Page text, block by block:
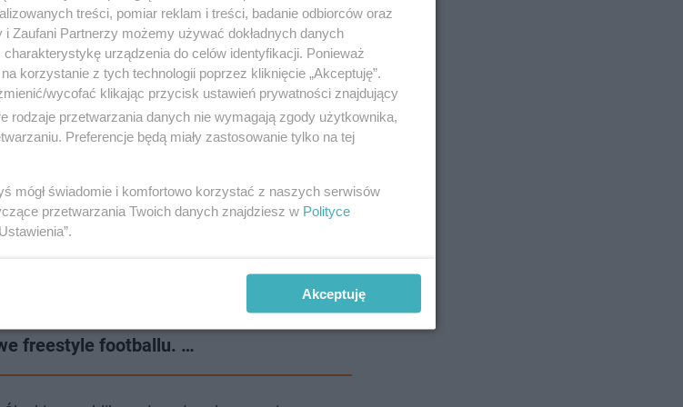
freestyle footballu. …
treści, pomiar reklam i treści, badanie odbiorców oraz
Zaufani Partnerzy możemy używać dokładnych danych
urządzenia do celów identyfikacji. Ponieważ
korzystanie z tych technologii poprzez kliknięcie „Akceptuję”.
wycofać klikając przycisk ustawień prywatności znajdujący
rodzaje przetwarzania danych nie wymagają zgody użytkownika,
Preferencje będą miały zastosowanie tylko na tej
mógł świadomie i komfortowo korzystać z naszych serwisów
przetwarzania Twoich danych znajdziesz w Polityce
Akceptuję